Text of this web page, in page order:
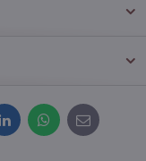
LinkedInWhatsApp
E-
mail